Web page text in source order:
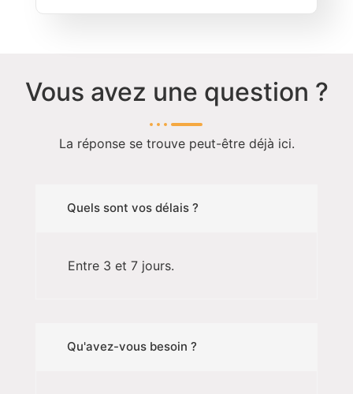
Vous avez une question ?
La réponse se trouve peut-être déjà ici.
Quels sont vos délais ?
Entre 3 et 7 jours.
Qu'avez-vous besoin ?